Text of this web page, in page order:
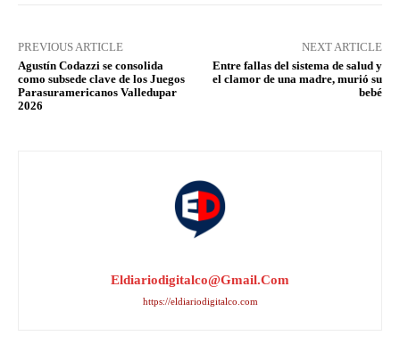
PREVIOUS ARTICLE
Agustín Codazzi se consolida
como subsede clave de los Juegos
Parasuramericanos Valledupar
2026
NEXT ARTICLE
Entre fallas del sistema de salud y
el clamor de una madre, murió su
bebé
Eldiariodigitalco@gmail.com
https://eldiariodigitalco.com